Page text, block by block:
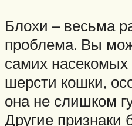
Блохи – весьма
проблема. Вы
самих
шерсти кошки,
она не слишком
Другие признаки